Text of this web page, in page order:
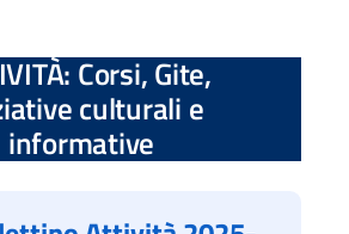
Corsi, Gite,
culturali e
informative